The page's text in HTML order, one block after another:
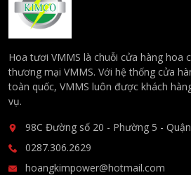
Hoa tươi VMMS là chuỗi cửa hàng hoa
thương mại VMMS. Với hệ thống cửa
toàn quốc, VMMS luôn được khách
vụ.
98C Đường số 20 - Phường 5 -
0287.306.2629
hoangkimpower@hotmail.com